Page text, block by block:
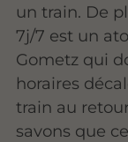
un train. De
7j/7 est un
Gometz qui
horaires
train au
savons que